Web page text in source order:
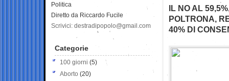
IL NO AL
POLTRONA,
40% DI
Politica
Diretto da Riccardo Fucile
Scrivici: destradipopolo@gmail.com
Categorie
100 giorni (5)
Aborto (20)